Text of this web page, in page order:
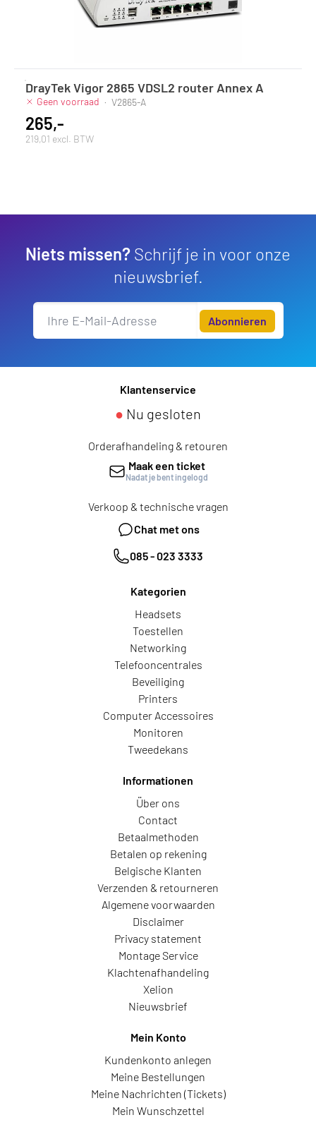
DrayTek Vigor 2865 VDSL2 router Annex A
Geen voorraad · V2865-A
265,-
219,01 excl. BTW
Niets missen? Schrijf je in voor onze
nieuwsbrief.
Abonnieren
Klantenservice
● Nu gesloten
Orderafhandeling & retouren
Maak een ticket
Nadat je bent ingelogd
Verkoop & technische vragen
Chat met ons
085 - 023 3333
Kategorien
Headsets
Toestellen
Networking
Telefooncentrales
Beveiliging
Printers
Computer Accessoires
Monitoren
Tweedekans
Informationen
Über ons
Contact
Betaalmethoden
Betalen op rekening
Belgische Klanten
Verzenden & retourneren
Algemene voorwaarden
Disclaimer
Privacy statement
Montage Service
Klachtenafhandeling
Xelion
Nieuwsbrief
Mein Konto
Kundenkonto anlegen
Meine Bestellungen
Meine Nachrichten (Tickets)
Mein Wunschzettel